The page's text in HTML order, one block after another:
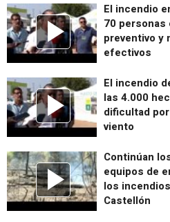
El incendio
70 personas
preventivo y
efectivos
El incendio
las 4.000
dificultad
viento
Continúan
equipos de
los
Castellón